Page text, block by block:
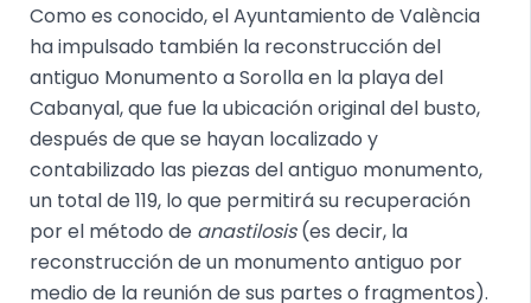
Como es conocido, el Ayuntamiento de València
ha impulsado también la reconstrucción del
antiguo Monumento a Sorolla en la playa del
Cabanyal, que fue la ubicación original del busto,
después de que se hayan localizado y
contabilizado las piezas del antiguo monumento,
un total de 119, lo que permitirá su recuperación
por el método de anastilosis(es decir, la
reconstrucción de un monumento antiguo por
medio de la reunión de sus partes o fragmentos).